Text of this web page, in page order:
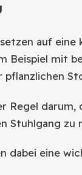
auf eine
Beispiel mit
pflanzlichen
Regel darum,
Stuhlgang zu
dabei eine